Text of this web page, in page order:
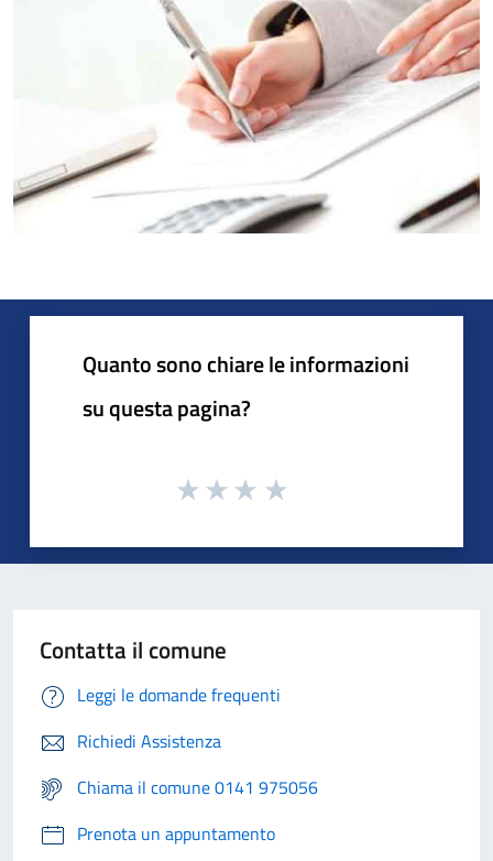
Quanto sono chiare le informazioni
su questa pagina?
Contatta il comune
Leggi le domande frequenti
Richiedi Assistenza
Chiama il comune 0141 975056
Prenota un appuntamento